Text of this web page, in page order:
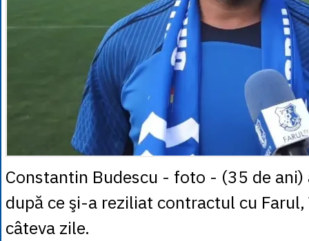
Constantin Budescu - foto - (35 de
după ce şi-a reziliat contractul cu
câteva zile.